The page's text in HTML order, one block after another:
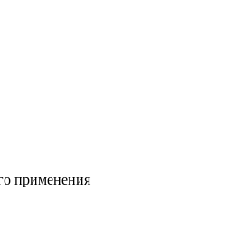
применения